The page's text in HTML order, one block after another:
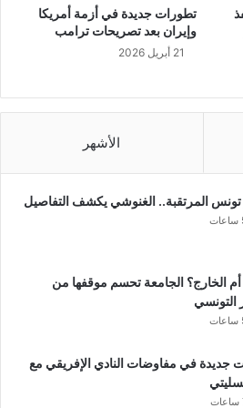
الداخلية بقطاع غزة إن “الطائرات
مبنى جهاز الأمن الداخلي بمحافظة
قصفت طائرات الاحتلال بناية سكنية
البريد ومكاتب محامين وسط مدينة
طائرات الاحتلال موقعا للمقاومة
وأطلقت مدفعية جيش الاحتلال 7 قذائف استهدفت منطقة التعليم
الاحتلال قنابل دخانية في منطقة
القذائف المدفعية خلف أبراج زايد
استهدف الطيران الحربي الإسرائيلي
تطورات جديدة في أزمة أمريكا
وإيران بعد تصريحات ترامب
21 أبريل 2026
الأشهر
المرتقبة.. الغنوشي يكشف التفاصيل
الخارج؟ الجامعة تحسم موقفها من
التونسي
جديدة في مفاوضات النادي الإفريقي مع